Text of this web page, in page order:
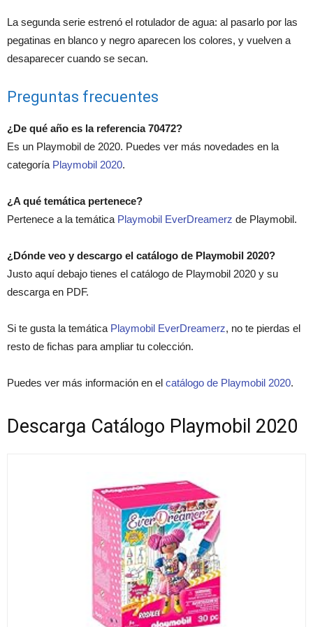
La segunda serie estrenó el rotulador de agua: al pasarlo por las
pegatinas en blanco y negro aparecen los colores, y vuelven a
desaparecer cuando se secan.
Preguntas frecuentes
¿De qué año es la referencia 70472?
Es un Playmobil de 2020. Puedes ver más novedades en la
categoría Playmobil 2020.
¿A qué temática pertenece?
Pertenece a la temática Playmobil EverDreamerz de Playmobil.
¿Dónde veo y descargo el catálogo de Playmobil 2020?
Justo aquí debajo tienes el catálogo de Playmobil 2020 y su
descarga en PDF.
Si te gusta la temática Playmobil EverDreamerz, no te pierdas el
resto de fichas para ampliar tu colección.
Puedes ver más información en el catálogo de Playmobil 2020.
Descarga Catálogo Playmobil 2020